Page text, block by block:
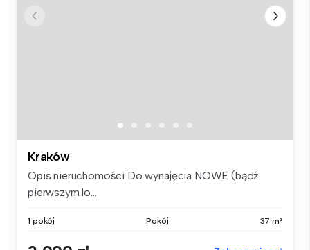
Kraków
Opis nieruchomości Do wynajęcia NOWE (bądź
pierwszym lo...
1 pokój Pokój 37 m²